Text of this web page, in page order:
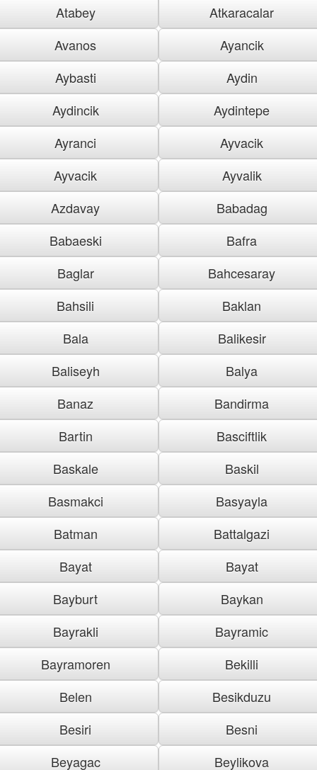
Atabey
Atkaracalar
Avanos
Ayancik
Aybasti
Aydin
Aydincik
Aydintepe
Ayranci
Ayvacik
Ayvacik
Ayvalik
Azdavay
Babadag
Babaeski
Bafra
Baglar
Bahcesaray
Bahsili
Baklan
Bala
Balikesir
Baliseyh
Balya
Banaz
Bandirma
Bartin
Basciftlik
Baskale
Baskil
Basmakci
Basyayla
Batman
Battalgazi
Bayat
Bayat
Bayburt
Baykan
Bayrakli
Bayramic
Bayramoren
Bekilli
Belen
Besikduzu
Besiri
Besni
Beyagac
Beylikova